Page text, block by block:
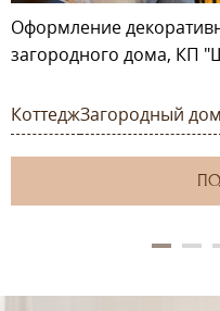
Оформление
загородного дома, КП
КоттеджЗагородный дом